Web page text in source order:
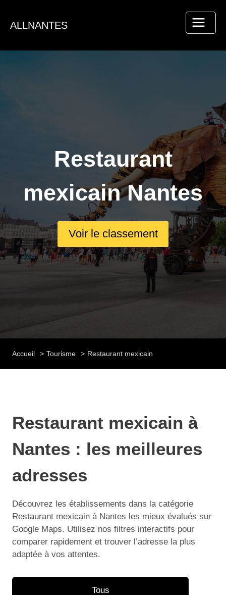
contenu
ALLNANTES
Restaurant
mexicain Nantes
Voir le classement
Accueil Tourisme Restaurant mexicain
Restaurant mexicain à
Nantes : les meilleures
adresses
Découvrez les établissements dans la catégorie
Restaurant mexicain à Nantes les mieux évalués sur
Google Maps. Utilisez nos filtres interactifs pour
comparer rapidement et trouver l’adresse la plus
adaptée à vos attentes.
Tous